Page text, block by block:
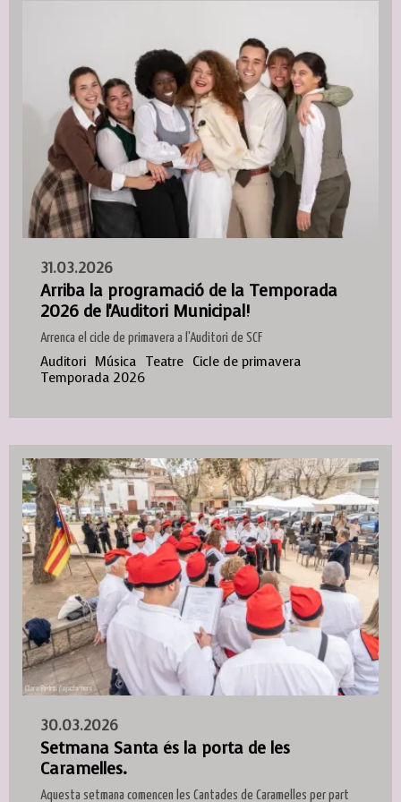
31.03.2026
Arriba la programació de la Temporada
2026 de l'Auditori Municipal!
Arrenca el cicle de primavera a l'Auditori de SCF
Auditori Música Teatre Cicle de primavera
Temporada 2026
30.03.2026
Setmana Santa és la porta de les
Caramelles.
Aquesta setmana comencen les Cantades de Caramelles per part